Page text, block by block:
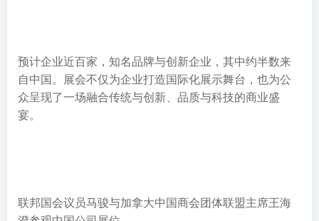
预计企业近百家，知名品牌与创新企业，其中约半数来
自中国。展会不仅为企业打造国际化展示舞台，也为公
众呈现了一场融合传统与创新、品质与科技的商业盛
宴。
联邦国会议员马骏与加拿大中国商会团体联盟主席王海